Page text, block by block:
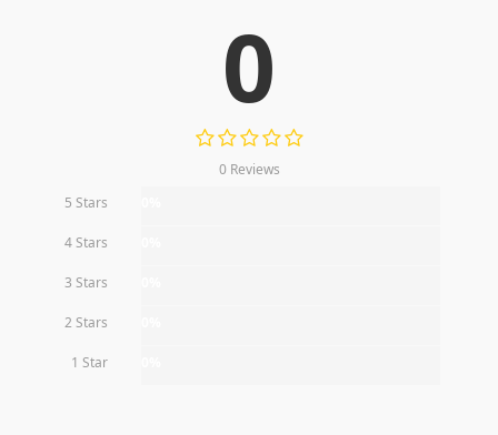
0
0 Reviews
5 Stars
4 Stars
3 Stars
2 Stars
1 Star